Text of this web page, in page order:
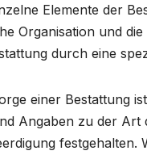
Elemente der
Organisation und
durch eine
einer Bestattung
Angaben zu der
festgehalten.